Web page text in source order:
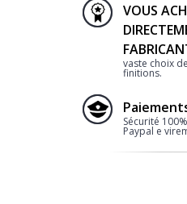
VOUS
vaste choix
finitions.
Paiements
Sécurité
Paypal e